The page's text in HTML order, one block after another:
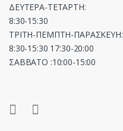
ΔΕΥΤΕΡΑ-ΤΕΤΑΡΤΗ:
8:30-15:30
ΤΡΙΤΗ-ΠΕΜΠΤΗ-ΠΑΡΑΣΚΕΥΗ:
8:30-15:30 17:30-20:00
ΣΑΒΒΑΤΟ :10:00-15:00